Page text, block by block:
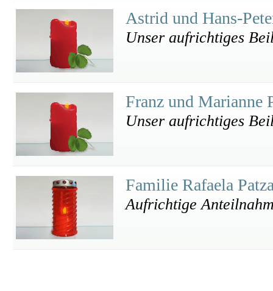
Astrid und Hans-
Unser aufrichtiges
Franz und Marianne
Unser aufrichtiges
Familie Rafaela
Aufrichtige